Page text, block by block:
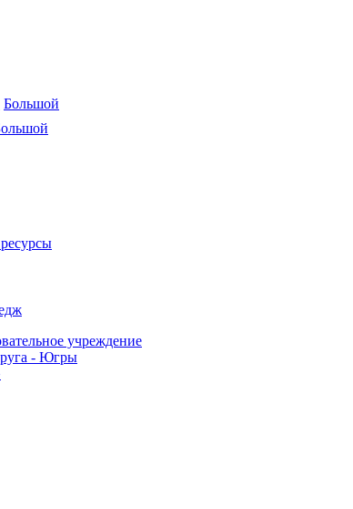
Большой
учреждение
- Югры